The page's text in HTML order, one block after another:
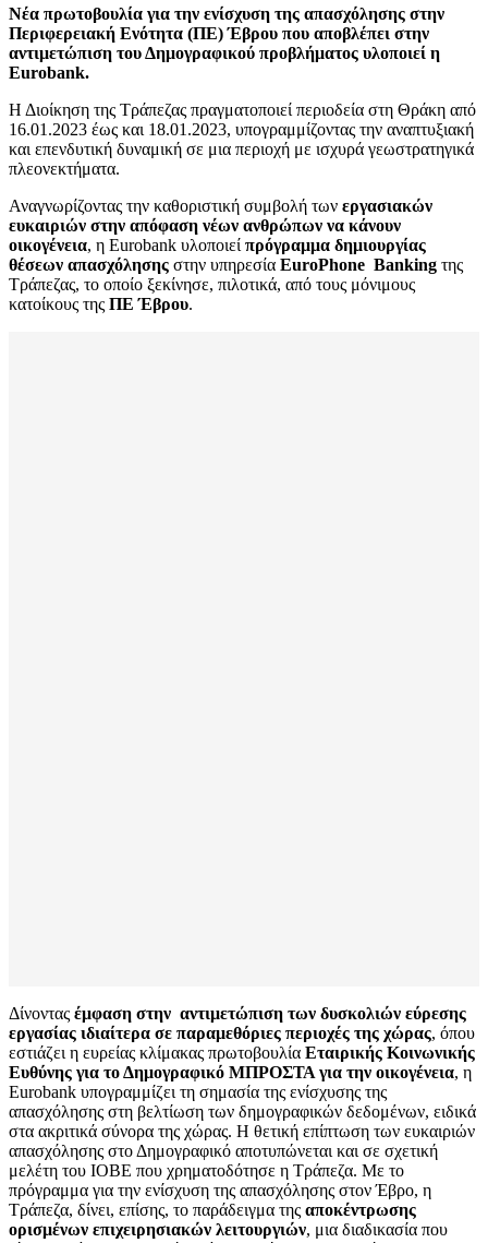
Νέα πρωτοβουλία για την ενίσχυση της απασχόλησης στην
Περιφερειακή Ενότητα (ΠΕ) Έβρου που αποβλέπει στην
αντιμετώπιση του Δημογραφικού προβλήματος υλοποιεί η
Eurobank.
Η Διοίκηση της Τράπεζας πραγματοποιεί περιοδεία στη Θράκη από
16.01.2023 έως και 18.01.2023, υπογραμμίζοντας την αναπτυξιακή
και επενδυτική δυναμική σε μια περιοχή με ισχυρά γεωστρατηγικά
πλεονεκτήματα.
Αναγνωρίζοντας την καθοριστική συμβολή των εργασιακών
ευκαιριών στην απόφαση νέων ανθρώπων να κάνουν
οικογένεια, η Eurobank υλοποιεί πρόγραμμα δημιουργίας
θέσεων απασχόλησης στην υπηρεσία EuroPhone Banking της
Τράπεζας, το οποίο ξεκίνησε, πιλοτικά, από τους μόνιμους
κατοίκους της ΠΕ Έβρου.
Δίνοντας έμφαση στην αντιμετώπιση των δυσκολιών εύρεσης
εργασίας ιδιαίτερα σε παραμεθόριες περιοχές της χώρας, όπου
εστιάζει η ευρείας κλίμακας πρωτοβουλία Εταιρικής Κοινωνικής
Ευθύνης για το Δημογραφικό ΜΠΡΟΣΤΑ για την οικογένεια, η
Eurobank υπογραμμίζει τη σημασία της ενίσχυσης της
απασχόλησης στη βελτίωση των δημογραφικών δεδομένων, ειδικά
στα ακριτικά σύνορα της χώρας. Η θετική επίπτωση των ευκαιριών
απασχόλησης στο Δημογραφικό αποτυπώνεται και σε σχετική
μελέτη του ΙΟΒΕ που χρηματοδότησε η Τράπεζα. Με το
πρόγραμμα για την ενίσχυση της απασχόλησης στον Έβρο, η
Τράπεζα, δίνει, επίσης, το παράδειγμα της αποκέντρωσης
ορισμένων επιχειρησιακών λειτουργιών, μια διαδικασία που